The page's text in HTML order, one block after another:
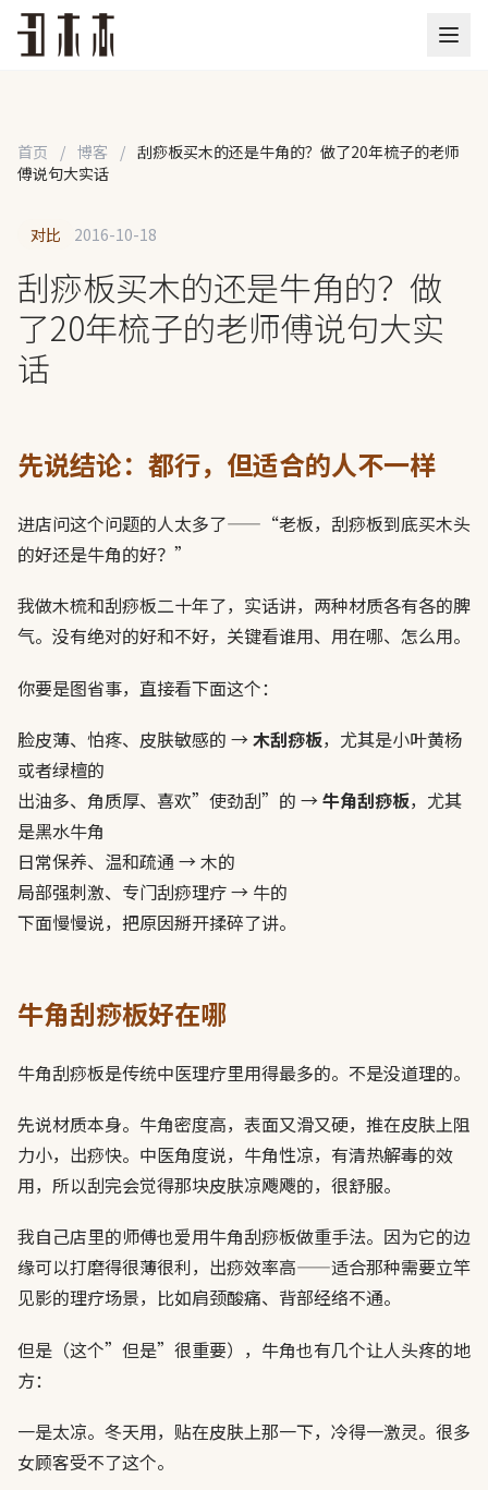
首页 / 博客 / 刮痧板买木的还是牛角的？做了20年梳子的老师
傅说句大实话
对比 2016-10-18
刮痧板买木的还是牛角的？做
了20年梳子的老师傅说句大实
话
先说结论：都行，但适合的人不一样
进店问这个问题的人太多了——“老板，刮痧板到底买木头
的好还是牛角的好？”
我做木梳和刮痧板二十年了，实话讲，两种材质各有各的脾
气。没有绝对的好和不好，关键看谁用、用在哪、怎么用。
你要是图省事，直接看下面这个：
脸皮薄、怕疼、皮肤敏感的 →木刮痧板，尤其是小叶黄杨
或者绿檀的
出油多、角质厚、喜欢”使劲刮”的 →牛角刮痧板，尤其
是黑水牛角
日常保养、温和疏通 → 木的
局部强刺激、专门刮痧理疗 → 牛的
下面慢慢说，把原因掰开揉碎了讲。
牛角刮痧板好在哪
牛角刮痧板是传统中医理疗里用得最多的。不是没道理的。
先说材质本身。牛角密度高，表面又滑又硬，推在皮肤上阻
力小，出痧快。中医角度说，牛角性凉，有清热解毒的效
用，所以刮完会觉得那块皮肤凉飕飕的，很舒服。
我自己店里的师傅也爱用牛角刮痧板做重手法。因为它的边
缘可以打磨得很薄很利，出痧效率高——适合那种需要立竿
见影的理疗场景，比如肩颈酸痛、背部经络不通。
但是（这个”但是”很重要），牛角也有几个让人头疼的地
方：
一是太凉。冬天用，贴在皮肤上那一下，冷得一激灵。很多
女顾客受不了这个。